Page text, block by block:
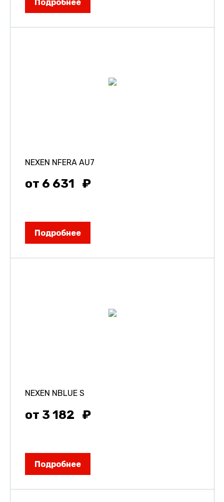
Подробнее
NEXEN NFERA AU7
от 6 631
Подробнее
NEXEN NBLUE S
от 3 182
Подробнее